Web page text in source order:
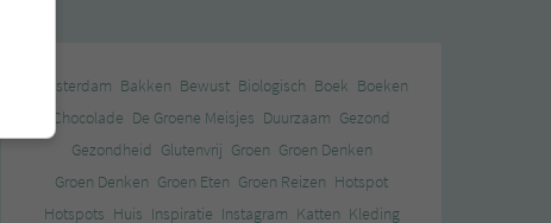
Amsterdam Bakken Bewust Biologisch Boek Boeken
Chocolade De Groene Meisjes Duurzaam Gezond
Gezondheid Glutenvrij Groen Groen Denken
Groen Denken Groen Eten Groen Reizen Hotspot
Hotspots Huis Inspiratie Instagram Katten Kleding